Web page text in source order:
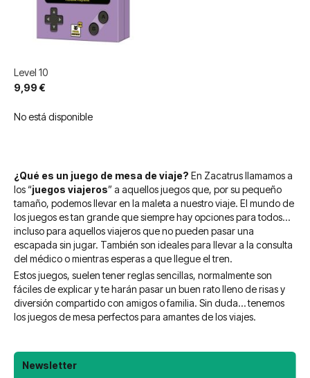
Level 10
9,99 €
No está disponible
¿Qué es un juego de mesa de viaje? En Zacatrus llamamos a
los “juegos viajeros” a aquellos juegos que, por su pequeño
tamaño, podemos llevar en la maleta a nuestro viaje. El mundo de
los juegos es tan grande que siempre hay opciones para todos…
incluso para aquellos viajeros que no pueden pasar una
escapada sin jugar. También son ideales para llevar a la consulta
del médico o mientras esperas a que llegue el tren.
Estos juegos, suelen tener reglas sencillas, normalmente son
fáciles de explicar y te harán pasar un buen rato lleno de risas y
diversión compartido con amigos o familia. Sin duda… tenemos
los juegos de mesa perfectos para amantes de los viajes.
Newsletter